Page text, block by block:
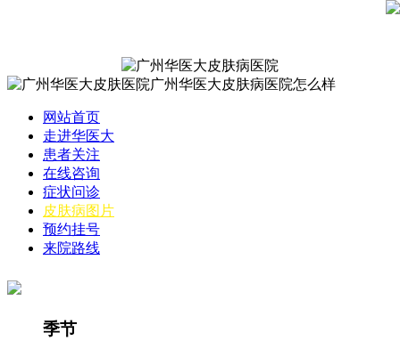
网站首页
走进华医大
患者关注
在线咨询
症状问诊
皮肤病图片
预约挂号
来院路线
季节